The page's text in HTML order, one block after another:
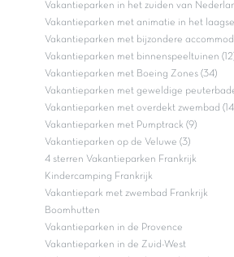
Vakantieparken in het zuiden van
Vakantieparken met animatie in het
Vakantieparken met bijzondere
Vakantieparken met binnenspeeltuinen
Vakantieparken met Boeing Zones (34)
Vakantieparken met geweldige
Vakantieparken met overdekt zwembad
Vakantieparken met Pumptrack (9)
Vakantieparken op de Veluwe (3)
4 sterren Vakantieparken Frankrijk
Kindercamping Frankrijk
Vakantiepark met zwembad Frankrijk
Boomhutten
Vakantieparken in de Provence
Vakantieparken in de Zuid-West